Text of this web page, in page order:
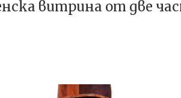
витрина от две